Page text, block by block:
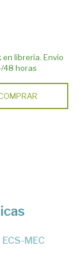
en librería. Envío
48 horas
MEC